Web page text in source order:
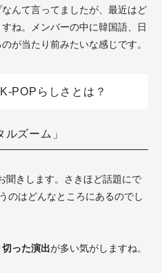
なんて言ってましたが、最近はど
ね。メンバーの中に韓国語、日
が当たり前みたいな感じです。
POPらしさとは？
ズーム」
聞きします。さきほど話題にで
のはどんなところにあるのでし
った演出が多い気がしますね。